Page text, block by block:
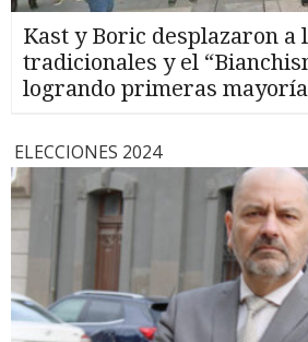
Kast y Boric desplazaron a
tradicionales y el
logrando primeras
ELECCIONES 2024